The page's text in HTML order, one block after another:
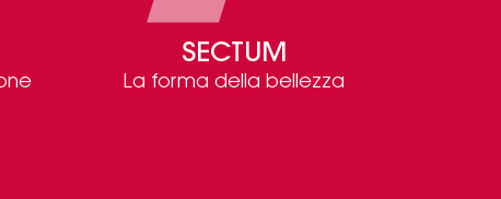
SECTUM
La forma della bellezza